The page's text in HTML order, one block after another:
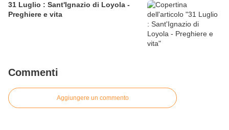
31 Luglio : Sant'Ignazio di Loyola -
Preghiere e vita
Commenti
Aggiungere un commento